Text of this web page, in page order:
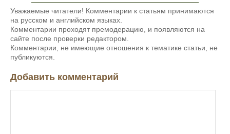
Уважаемые читатели! Комментарии к статьям принимаются
на русском и английском языках.
Комментарии проходят премодерацию, и появляются на
сайте после проверки редактором.
Комментарии, не имеющие отношения к тематике статьи, не
публикуются.
Добавить комментарий